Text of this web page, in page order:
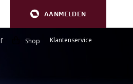
AANMELDEN
Shop Klantenservice